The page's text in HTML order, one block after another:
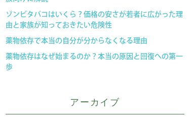
ゾンビタバコはいくら？価格の安さが若者に広がった理
由と家族が知っておきたい危険性
薬物依存で本当の自分が分からなくなる理由
薬物依存はなぜ始まるのか？本当の原因と回復への第一
歩
アーカイブ